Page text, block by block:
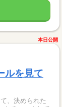
本日公開
ルを見て